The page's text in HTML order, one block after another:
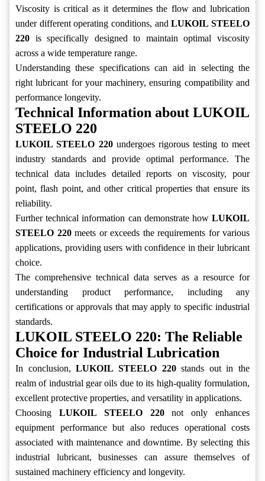
Viscosity is critical as it determines the flow and lubrication
under different operating conditions, andLUKOIL STEELO
220 is specifically designed to maintain optimal viscosity
across a wide temperature range.
Understanding these specifications can aid in selecting the
right lubricant for your machinery, ensuring compatibility and
performance longevity.
Technical Information about LUKOIL
STEELO 220
LUKOIL STEELO 220undergoes rigorous testing to meet
industry standards and provide optimal performance. The
technical data includes detailed reports on viscosity, pour
point, flash point, and other critical properties that ensure its
reliability.
Further technical information can demonstrate how LUKOIL
STEELO 220meets or exceeds the requirements for various
applications, providing users with confidence in their lubricant
choice.
The comprehensive technical data serves as a resource for
understanding product performance, including any
certifications or approvals that may apply to specific industrial
standards.
LUKOIL STEELO 220: The Reliable
Choice for Industrial Lubrication
In conclusion,LUKOIL STEELO 220stands out in the
realm of industrial gear oils due to its high-quality formulation,
excellent protective properties, and versatility in applications.
Choosing LUKOIL STEELO 220not only enhances
equipment performance but also reduces operational costs
associated with maintenance and downtime. By selecting this
industrial lubricant, businesses can assure themselves of
sustained machinery efficiency and longevity.